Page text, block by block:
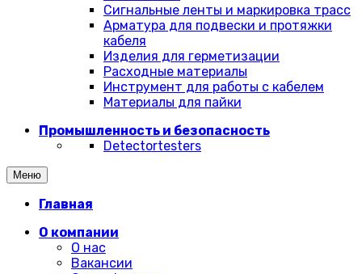
Сигнальные ленты и маркировка трасс
Арматура для подвески и протяжки
кабеля
Изделия для герметизации
Расходные материалы
Инструмент для работы с кабелем
Материалы для пайки
Промышленность и безопасность
Detectortesters
Меню
Главная
О компании
О нас
Вакансии